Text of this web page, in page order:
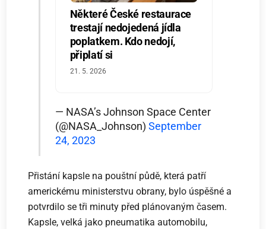
Některé České restaurace
trestají nedojedená jídla
poplatkem. Kdo nedojí,
připlatí si
21. 5. 2026
— NASA’s Johnson Space Center
(@NASA_Johnson) September
24, 2023
Přistání kapsle na pouštní půdě, která patří
americkému ministerstvu obrany, bylo úspěšné a
potvrdilo se tři minuty před plánovaným časem.
Kapsle, velká jako pneumatika automobilu,